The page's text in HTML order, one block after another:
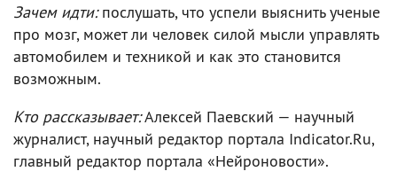
Зачем идти:послушать, что успели выяснить ученые
про мозг, может ли человек силой мысли управлять
автомобилем и техникой и как это становится
возможным.
Кто рассказывает:Алексей Паевский — научный
журналист, научный редактор портала Indicator.Ru,
главный редактор портала «Нейроновости».